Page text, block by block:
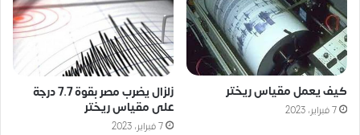
كيف يعمل مقياس ريختر
7 فبراير، 2023
زلزال يضرب مصر بقوة 7.7 درجة
على مقياس ريختر
7 فبراير، 2023